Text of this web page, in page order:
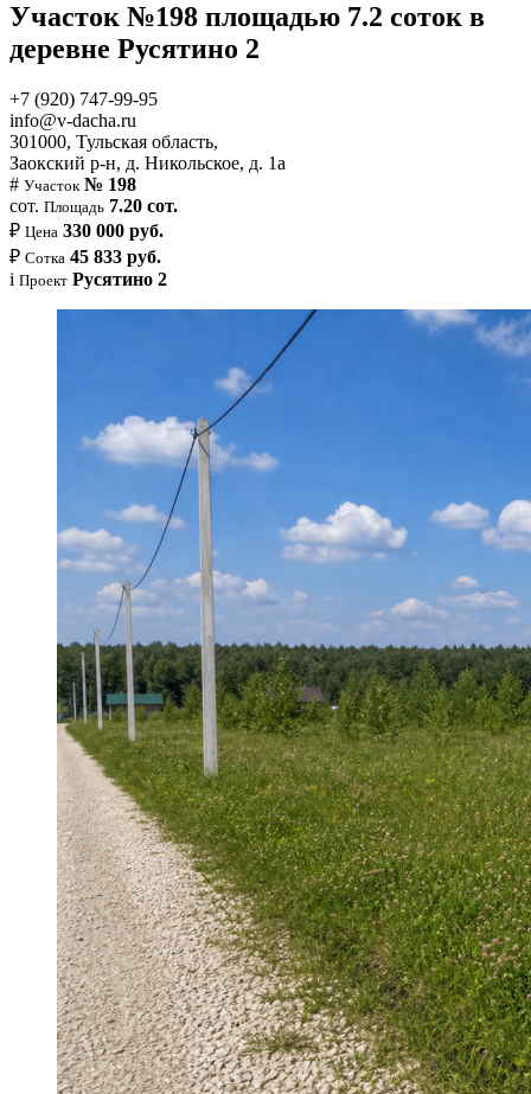
Участок №198 площадью 7.2 соток в
деревне Русятино 2
+7 (920) 747-99-95
info@v-dacha.ru
301000, Тульская область,
Заокский р-н, д. Никольское, д. 1а
# Участок № 198
сот. Площадь 7.20 сот.
₽ Цена 330 000 руб.
₽ Сотка 45 833 руб.
i Проект Русятино 2